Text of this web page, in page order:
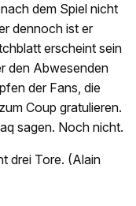
dem Spiel nicht
dennoch ist er
erscheint sein
den Abwesenden
der Fans, die
Coup gratulieren.
sagen. Noch nicht.
drei Tore. (Alain